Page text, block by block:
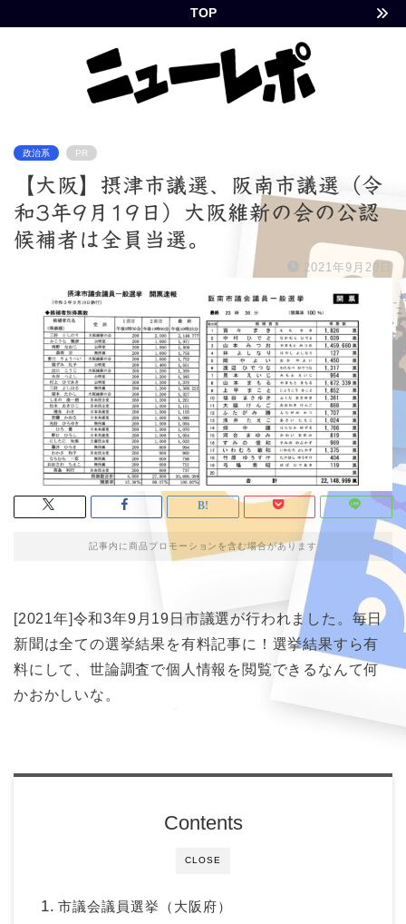
TOP
政治系 PR
【大阪】摂津市議選、阪南市議選（令
和3年9月19日）大阪維新の会の公認
候補者は全員当選。
2021年9月20日
記事内に商品プロモーションを含む場合があります
[2021年]令和3年9月19日市議選が行われました。毎日
新聞は全ての選挙結果を有料記事に！選挙結果すら有
料にして、世論調査で個人情報を閲覧できるなんて何
かおかしいな。
CLOSE
Contents
市議会議員選挙（大阪府）